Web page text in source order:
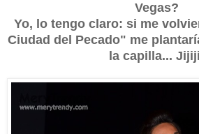
Vegas?
Yo, lo tengo claro: si me
Ciudad del Pecado" me
la capilla...